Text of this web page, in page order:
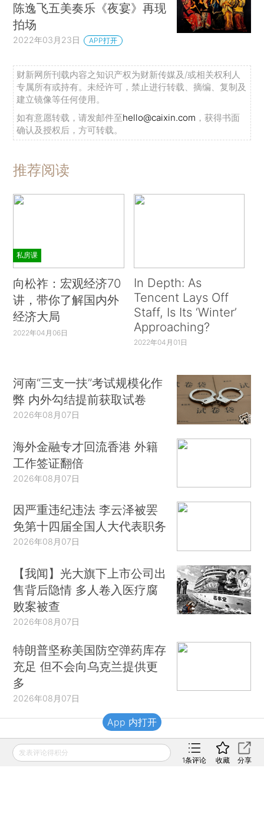
陈逸飞五美奏乐《夜宴》再现
拍场
2022年03月23日 APP打开
财新网所刊载内容之知识产权为财新传媒及/或相关权利人
专属所有或持有。未经许可，禁止进行转载、摘编、复制及
建立镜像等任何使用。
如有意愿转载，请发邮件至hello@caixin.com ，获得书面
确认及授权后，方可转载。
推荐阅读
私房课
向松祚：宏观经济70
讲，带你了解国内外
经济大局
2022年04月06日
In Depth: As
Tencent Lays Off
Staff, Is Its ‘Winter’
Approaching?
2022年04月01日
河南“三支一扶”考试规模化作
弊 内外勾结提前获取试卷
2026年08月07日
海外金融专才回流香港 外籍
工作签证翻倍
2026年08月07日
因严重违纪违法 李云泽被罢
免第十四届全国人大代表职务
2026年08月07日
【我闻】光大旗下上市公司出
售背后隐情 多人卷入医疗腐
败案被查
2026年08月07日
特朗普坚称美国防空弹药库存
充足 但不会向乌克兰提供更
多
2026年08月07日
财新移动
发表评论得积分
1条评论 收藏 分享
App 内打开